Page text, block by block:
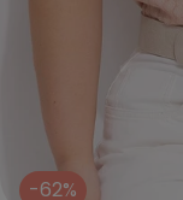
-62%